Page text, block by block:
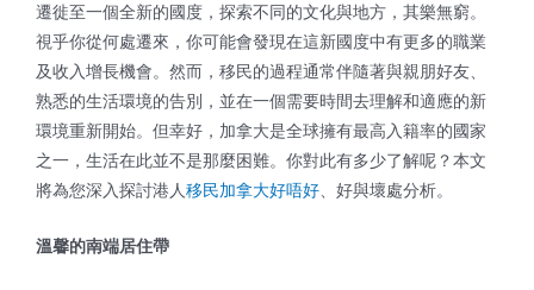
遷徙至一個全新的國度，探索不同的文化與地方，其樂無窮。
視乎你從何處遷來，你可能會發現在這新國度中有更多的職業
及收入增長機會。然而，移民的過程通常伴隨著與親朋好友、
熟悉的生活環境的告別，並在一個需要時間去理解和適應的新
環境重新開始。但幸好，加拿大是全球擁有最高入籍率的國家
之一，生活在此並不是那麼困難。你對此有多少了解呢？本文
將為您深入探討港人移民加拿大好唔好 、好與壞處分析。
溫馨的南端居住帶